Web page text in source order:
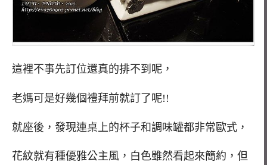
這裡不事先訂位還真的排不到呢，
老媽可是好幾個禮拜前就訂了呢!!
就座後，發現連桌上的杯子和調味罐都非常歐式，
花紋就有種優雅公主風，白色雖然看起來簡約，但